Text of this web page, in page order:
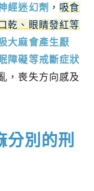
經迷幻劑 ， 吸食
乾、眼睛發紅等
大麻會產生厭
障礙等戒斷症狀
，喪失方向感及
分別的刑